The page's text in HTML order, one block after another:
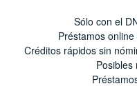
Sólo con el
Préstamos
Créditos rápidos sin
Posibles